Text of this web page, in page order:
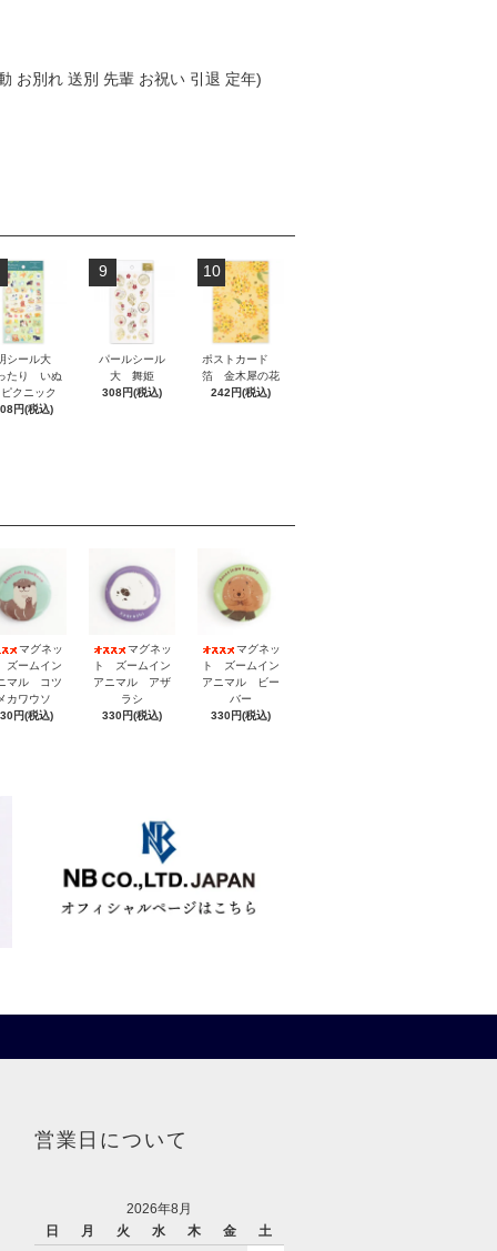
お別れ 送別 先輩 お祝い 引退 定年)
シール大
たり いぬ
クニック
円(税込)
9
パールシール
大 舞姫
308円(税込)
10
ポストカード
箔 金木犀の花
242円(税込)
マグネッ
ームイン
マル コツ
カワウソ
円(税込)
マグネッ
ト ズームイン
アニマル アザ
ラシ
330円(税込)
マグネッ
ト ズームイン
アニマル ビー
バー
330円(税込)
営業日について
2026年8月
日
月 火 水 木 金
土